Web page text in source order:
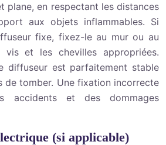
plane, en respectant les distances
aux objets inflammables. Si
fixe, fixez-le au mur ou au
et les chevilles appropriées.
diffuseur est parfaitement stable
de tomber. Une fixation incorrecte
accidents et des dommages
(si applicable)